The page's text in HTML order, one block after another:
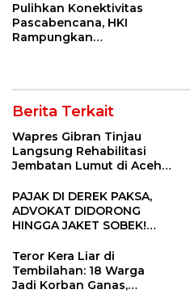
Pulihkan Konektivitas
Pascabencana, HKI
Rampungkan
Berita Terkait
Wapres Gibran Tinjau
Langsung Rehabilitasi
Jembatan Lumut di Aceh
Konektivitas Pulih Cepat
PAJAK DI DEREK PAKSA,
ADVOKAT DIDORONG
HINGGA JAKET SOBEK!
Ngamuk Kepung Polresta
Pekanbaru!
Teror Kera Liar di
Tembilahan: 18 Warga
Jadi Korban Ganas,